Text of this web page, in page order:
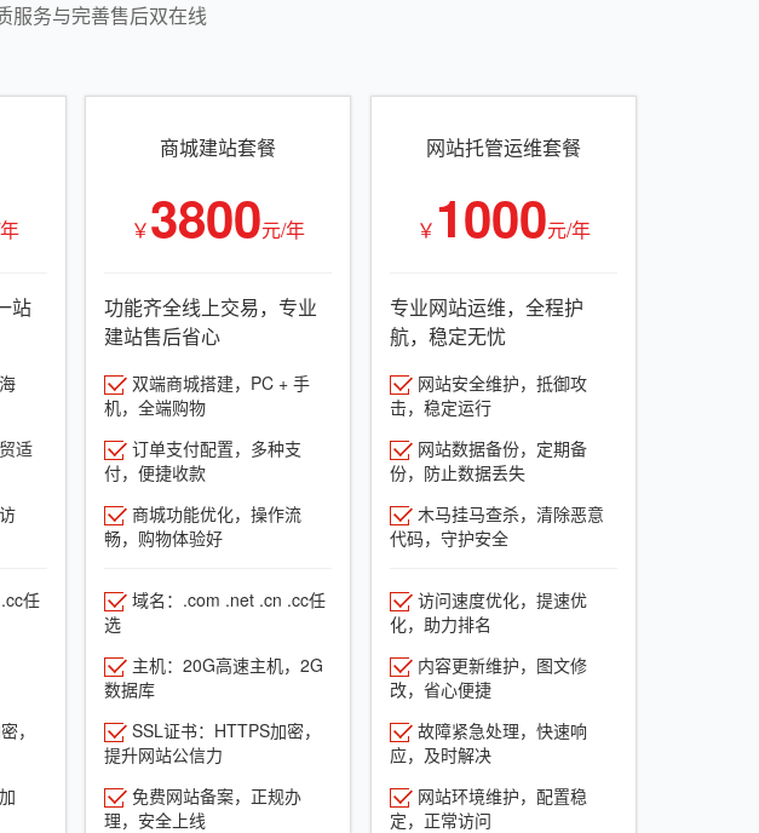
服务与完善售后双在线
站
适
任
，
商城建站套餐
￥3800元/年
功能齐全线上交易，专业
建站售后省心
双端商城搭建，PC + 手
机，全端购物
订单支付配置，多种支
付，便捷收款
商城功能优化，操作流
畅，购物体验好
域名：.com .net .cn .cc任
选
主机：20G高速主机，2G
数据库
SSL证书：HTTPS加密，
提升网站公信力
免费网站备案，正规办
理，安全上线
网站托管运维套餐
￥ 1000元/年
专业网站运维，全程护
航，稳定无忧
网站安全维护，抵御攻
击，稳定运行
网站数据备份，定期备
份，防止数据丢失
木马挂马查杀，清除恶意
代码，守护安全
访问速度优化，提速优
化，助力排名
内容更新维护，图文修
改，省心便捷
故障紧急处理，快速响
应，及时解决
网站环境维护，配置稳
定，正常访问